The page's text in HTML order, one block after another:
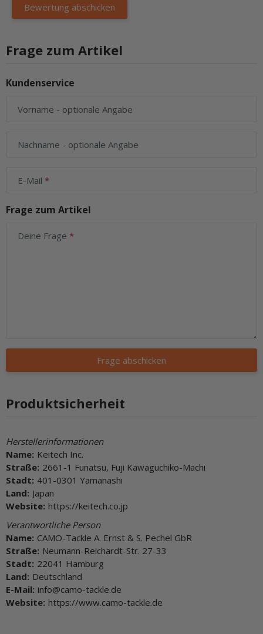
Frage zum Artikel
Kundenservice
Vorname - optionale Angabe
Nachname - optionale Angabe
E-Mail
Frage zum Artikel
Deine Frage
Frage abschicken
Produktsicherheit
Herstellerinformationen
Name: Keitech Inc.
Straße: 2661-1 Funatsu, Fuji Kawaguchiko-Machi
Stadt: 401-0301 Yamanashi
Land: Japan
Website: https://keitech.co.jp
Verantwortliche Person
Name: CAMO-Tackle A. Ernst & S. Pechel GbR
Straße: Neumann-Reichardt-Str. 27-33
Stadt: 22041 Hamburg
Land: Deutschland
E-Mail: info@camo-tackle.de
Website: https://www.camo-tackle.de